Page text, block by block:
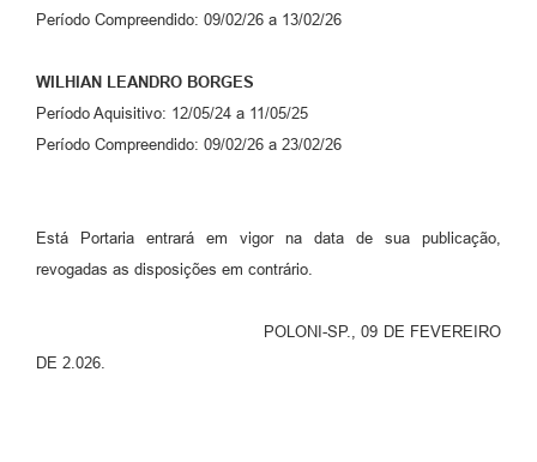
Período Compreendido: 09/02/26 a 13/02/26
WILHIAN LEANDRO BORGES
Período Aquisitivo: 12/05/24 a 11/05/25
Período Compreendido: 09/02/26 a 23/02/26
Está Portaria entrará em vigor na data de sua publicação,
revogadas as disposições em contrário.
POLONI-SP., 09 DE FEVEREIRO
DE 2.026.